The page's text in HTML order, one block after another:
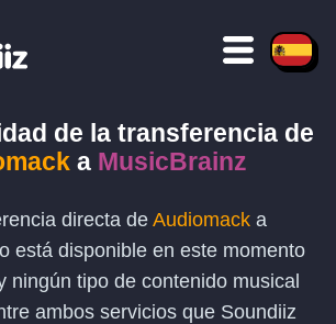
de la transferencia de
a MusicBrainz
directa de Audiomacka
está disponible en este momento
ningún tipo de contenido musical
ambos servicios que Soundiiz